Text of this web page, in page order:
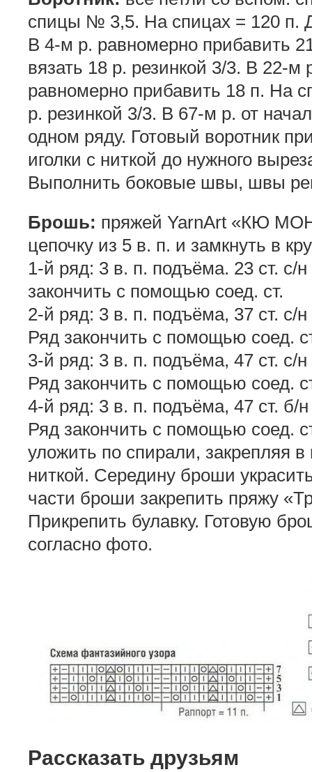
спицы № 3,5. На спицах = 120 п.
В 4-м р. равномерно прибавить
вязать 18 р. резинкой 3/3. В 22-м
равномерно прибавить 18 п. На
р. резинкой 3/3. В 67-м р. от
одном ряду. Готовый воротник
иголки с ниткой до нужного
Выполнить боковые швы, швы
Брошь: пряжей YarnArt «КЮ
цепочку из 5 в. п. и замкнуть в
1-й ряд: 3 в. п. подъёма. 23 ст. с/
закончить с помощью соед. ст.
2-й ряд: 3 в. п. подъёма, 37 ст. с/
Ряд закончить с помощью соед.
3-й ряд: 3 в. п. подъёма, 47 ст. с/
Ряд закончить с помощью соед.
4-й ряд: 3 в. п. подъёма, 47 ст. б/
Ряд закончить с помощью соед.
уложить по спирали, закрепляя
ниткой. Середину броши
части броши закрепить пряжу
Прикрепить булавку. Готовую
согласно фото.
Рассказать друзьям